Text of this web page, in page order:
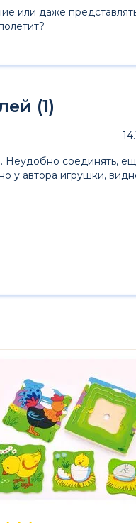
или даже
(1)
Неудобно соединять,
у автора игрушки,